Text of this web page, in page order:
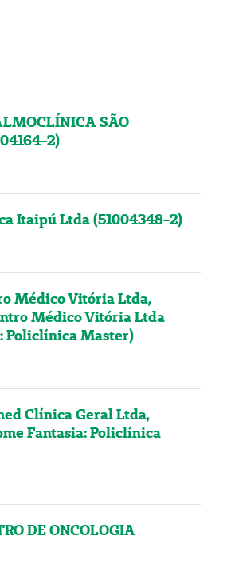
SÃO
2)
Itaipú Ltda (51004348-2)
Médico Vitória Ltda,
Médico Vitória Ltda
Policlínica Master)
Clínica Geral Ltda,
Fantasia: Policlínica
DE ONCOLOGIA